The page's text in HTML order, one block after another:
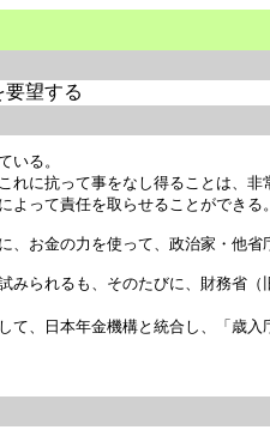
要望する
いる。
に抗って事をなし得ることは、非
って責任を取らせることができ
お金の力を使って、政治家・他
られるも、そのたびに、財務省
、日本年金機構と統合し、「歳